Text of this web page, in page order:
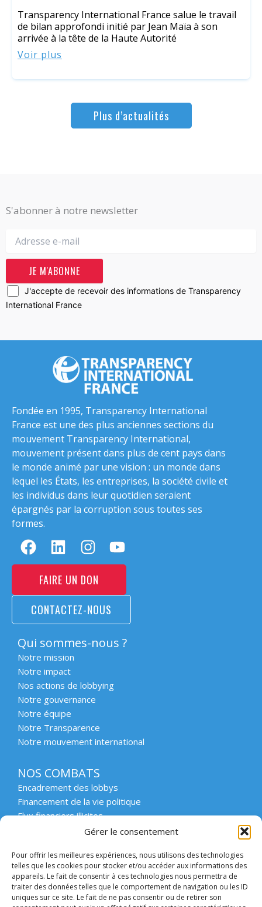
Gérer le consentement
Pour offrir les meilleures expériences, nous utilisons des technologies
telles que les cookies pour stocker et/ou accéder aux informations des
appareils. Le fait de consentir à ces technologies nous permettra de
traiter des données telles que le comportement de navigation ou les ID
uniques sur ce site. Le fait de ne pas consentir ou de retirer son
Transparency International France salue le travail
de bilan approfondi initié par Jean Maïa à son
arrivée à la tête de la Haute Autorité
Voir plus
Plus d’actualités
S'abonner à notre newsletter
J'accepte de recevoir des informations de Transparency
International France
Fondée en 1995, Transparency International
France est une des plus anciennes sections du
mouvement Transparency International,
mouvement présent dans plus de cent pays dans
le monde animé par une vision : un monde dans
lequel les États, les entreprises, la société civile et
les individus dans leur quotidien seraient
épargnés par la corruption sous toutes ses
formes.
FAIRE UN DON
CONTACTEZ-NOUS
Qui sommes-nous ?
Notre mission
Notre impact
Nos actions de lobbying
Notre gouvernance
Notre équipe
Notre Transparence
Notre mouvement international
NOS COMBATS
Encadrement des lobbys
Financement de la vie politique
Flux financiers illicites
Intégrité et transparence du secteur privé
Protection des lanceurs d’alerte
Affaires emblématiques
Etat de droit et démocratie